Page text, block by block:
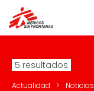
5 resultados
Actualidad > Noticias